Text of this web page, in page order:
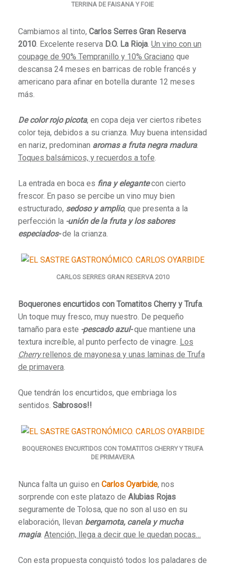
TERRINA DE FAISANA Y FOIE
Cambiamos al tinto, Carlos Serres Gran Reserva
2010. Excelente reserva D.O. La Rioja. Un vino con un
coupage de 90% Tempranillo y 10% Graciano que
descansa 24 meses en barricas de roble francés y
americano para afinar en botella durante 12 meses
más.
De color rojo picota, en copa deja ver ciertos ribetes
color teja, debidos a su crianza. Muy buena intensidad
en nariz, predominan aromas a fruta negra madura.
Toques balsámicos, y recuerdos a tofe.
La entrada en boca es fina y elegantecon cierto
frescor. En paso se percibe un vino muy bien
estructurado, sedoso y amplio, que presenta a la
perfección la -unión de la fruta y los sabores
especiados-de la crianza.
CARLOS SERRES GRAN RESERVA 2010
Boquerones encurtidos con Tomatitos Cherry y Trufa.
Un toque muy fresco, muy nuestro. De pequeño
tamaño para este -pescado azul-que mantiene una
textura increíble, al punto perfecto de vinagre. Los
Cherryrellenos de mayonesa y unas laminas de Trufa
de primavera.
Que tendrán los encurtidos, que embriaga los
sentidos Sabrosos!!
BOQUERONES ENCURTIDOS CON TOMATITOS CHERRY Y TRUFA
DE PRIMAVERA
Nunca falta un guiso en Carlos Oyarbide, nos
sorprende con este platazo de Alubias Rojas
seguramente de Tolosa, que no son al uso en su
elaboración, llevan bergamota, canela y mucha
magia. Atención, llega a decir que le quedan pocas…
Con esta propuesta conquistó todos los paladares de